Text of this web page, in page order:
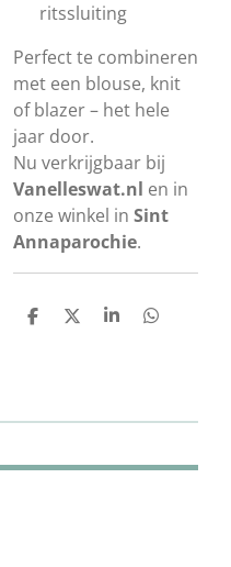
ritssluiting
Perfect te combineren
met een blouse, knit
of blazer – het hele
jaar door.
Nu verkrijgbaar bij
Vanelleswat.nl en in
onze winkel in Sint
Annaparochie.
D
D
S
D